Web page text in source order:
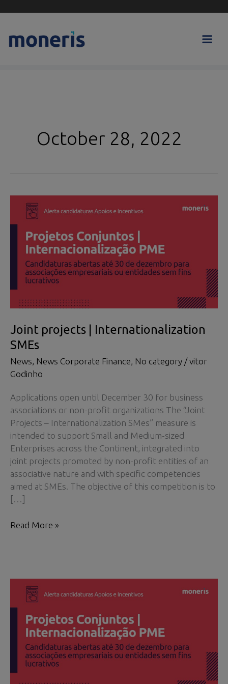
October 28, 2022
Joint projects | Internationalization
SMEs
News, News Corporate Finance, No category /vitor
Godinho
Applications open until December 30 for business
associations or non-profit organizations The “Joint
Projects – Internationalization SMes” measure is
intended to support Small and Medium-sized
Enterprises across the Continent, integrated into
joint projects promoted by non-profit entities of an
associative nature and with specific competencies
aimed at SMEs. The objective of this competition is to
[…]
Joint
Read More »